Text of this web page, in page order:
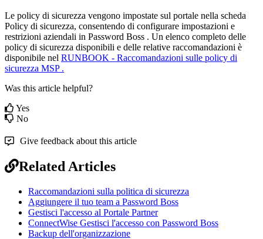
Le policy di sicurezza vengono impostate sul portale nella scheda
Policy di sicurezza, consentendo di configurare impostazioni e
restrizioni aziendali in Password Boss . Un elenco completo delle
policy di sicurezza disponibili e delle relative raccomandazioni è
disponibile nel RUNBOOK - Raccomandazioni sulle policy di
sicurezza MSP .
Was this article helpful?
Yes
No
Give feedback about this article
Related Articles
Raccomandazioni sulla politica di sicurezza
Aggiungere il tuo team a Password Boss
Gestisci l'accesso al Portale Partner
ConnectWise Gestisci l'accesso con Password Boss
Backup dell'organizzazione